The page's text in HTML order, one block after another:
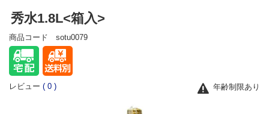
秀水1.8L<箱入>
商品コード sotu0079
レビュー ( 0 ) 年齢制限あり